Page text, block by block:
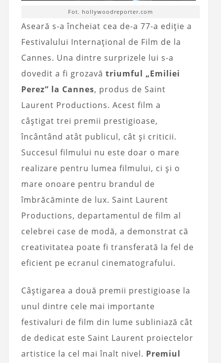
Fot. hollywoodreporter.com
Aseară s-a încheiat cea de-a 77-a ediție a
Festivalului Internațional de Film de la
Cannes. Una dintre surprizele lui s-a
dovedit a fi grozavă triumful „Emiliei
Perez” la Cannes, produs de Saint
Laurent Productions. Acest film a
câștigat trei premii prestigioase,
încântând atât publicul, cât și criticii.
Succesul filmului nu este doar o mare
realizare pentru lumea filmului, ci și o
mare onoare pentru brandul de
îmbrăcăminte de lux. Saint Laurent
Productions, departamentul de film al
celebrei case de modă, a demonstrat că
creativitatea poate fi transferată la fel de
eficient pe ecranul cinematografului.
Câștigarea a două premii prestigioase la
unul dintre cele mai importante
festivaluri de film din lume subliniază cât
de dedicat este Saint Laurent proiectelor
artistice la cel mai înalt nivel. Premiul